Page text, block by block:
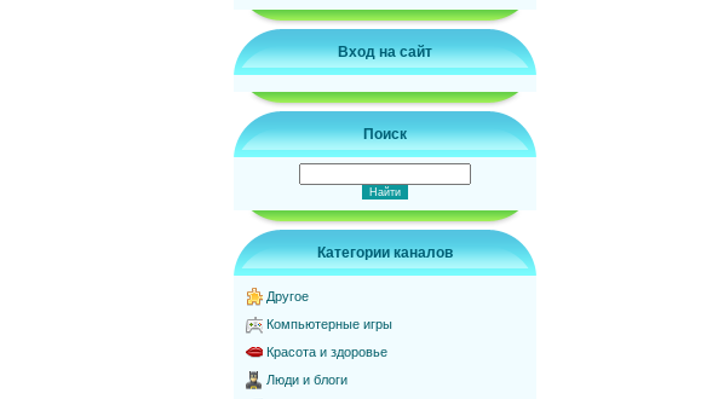
Вход на сайт
Поиск
Категории каналов
Другое
Компьютерные игры
Красота и здоровье
Люди и блоги